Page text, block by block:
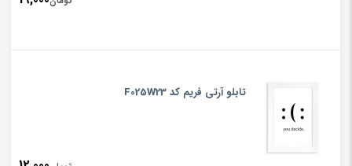
تابلو آرتی فریم کد F025W23